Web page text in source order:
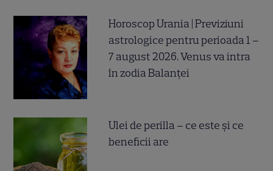
Horoscop Urania | Previziuni
astrologice pentru perioada 1 –
7 august 2026. Venus va intra
în zodia Balanței
Ulei de perilla – ce este și ce
beneficii are